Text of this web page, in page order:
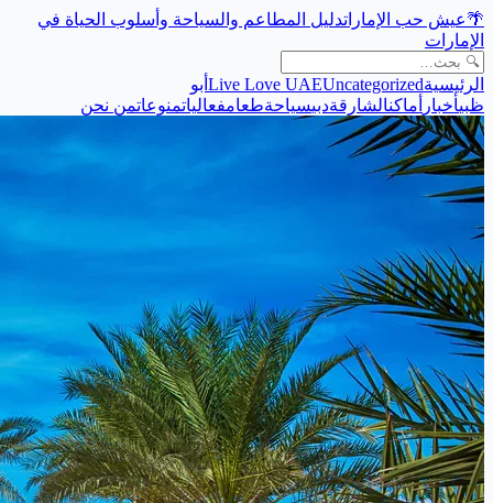
🌴عيش حب الإماراتدليل المطاعم والسياحة وأسلوب الحياة في
الإمارات
الرئيسية Live Love UAEUncategorized
أبو
ظبيأخبار أماكنالشارقةدبيسياحةطعامفعالياتمنوعاتمن نحن